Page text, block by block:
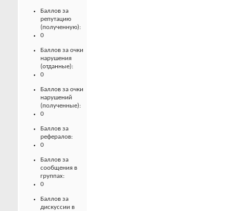
Баллов за
репутацию
(полученную):
0
Баллов за очки
нарушения
(отданные):
0
Баллов за очки
нарушений
(полученные):
0
Баллов за
рефералов:
0
Баллов за
сообщения в
группах:
0
Баллов за
дискуссии в